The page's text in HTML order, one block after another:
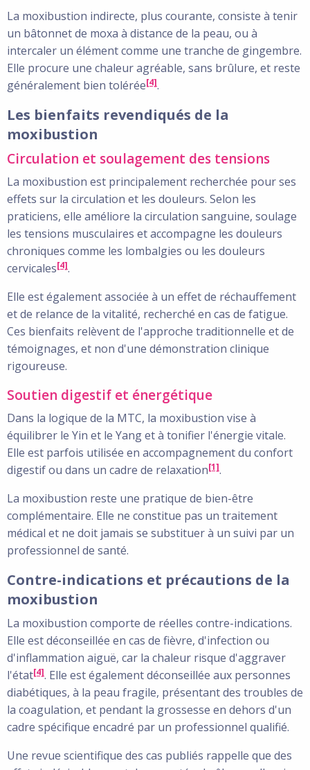
La moxibustion indirecte, plus courante, consiste à tenir
un bâtonnet de moxa à distance de la peau, ou à
intercaler un élément comme une tranche de gingembre.
Elle procure une chaleur agréable, sans brûlure, et reste
généralement bien tolérée[4].
Les bienfaits revendiqués de la
moxibustion
Circulation et soulagement des tensions
La moxibustion est principalement recherchée pour ses
effets sur la circulation et les douleurs. Selon les
praticiens, elle améliore la circulation sanguine, soulage
les tensions musculaires et accompagne les douleurs
chroniques comme les lombalgies ou les douleurs
cervicales[4].
Elle est également associée à un effet de réchauffement
et de relance de la vitalité, recherché en cas de fatigue.
Ces bienfaits relèvent de l'approche traditionnelle et de
témoignages, et non d'une démonstration clinique
rigoureuse.
Soutien digestif et énergétique
Dans la logique de la MTC, la moxibustion vise à
équilibrer le Yin et le Yang et à tonifier l'énergie vitale.
Elle est parfois utilisée en accompagnement du confort
digestif ou dans un cadre de relaxation[1].
La moxibustion reste une pratique de bien-être
complémentaire. Elle ne constitue pas un traitement
médical et ne doit jamais se substituer à un suivi par un
professionnel de santé.
Contre-indications et précautions de la
moxibustion
La moxibustion comporte de réelles contre-indications.
Elle est déconseillée en cas de fièvre, d'infection ou
d'inflammation aiguë, car la chaleur risque d'aggraver
l'état[4]. Elle est également déconseillée aux personnes
diabétiques, à la peau fragile, présentant des troubles de
la coagulation, et pendant la grossesse en dehors d'un
cadre spécifique encadré par un professionnel qualifié.
Une revue scientifique des cas publiés rappelle que des